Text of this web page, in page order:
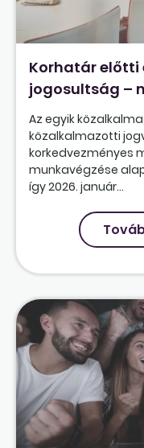
Korhatár
jogosultság –
Az egyik
közalkalmazotti
korkedvezményes
munkavégzése
így 2026. január...